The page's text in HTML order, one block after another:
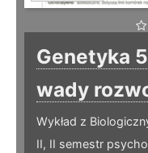
Genetyka
wady
Wykład z
II, II semestr